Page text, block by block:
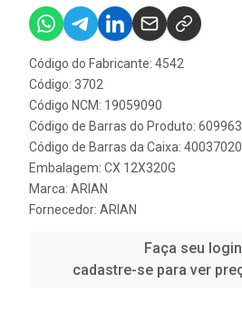
Código do Fabricante: 4542
Código: 3702
Código NCM: 19059090
Código de Barras do Produto:
Código de Barras da Caixa:
Embalagem: CX 12X320G
Marca: ARIAN
Fornecedor: ARIAN
Faça seu
cadastre-se para ver